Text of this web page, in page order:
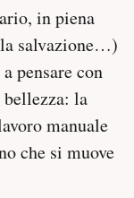
in piena
salvazione…)
pensare con
bellezza: la
manuale
che si muove